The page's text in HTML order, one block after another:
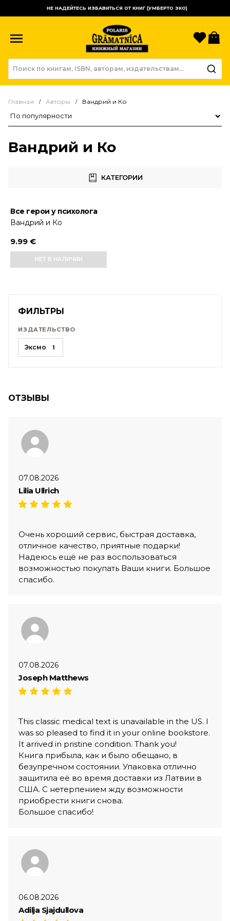
НЕ НАДЕЙТЕСЬ ИЗБАВИТЬСЯ ОТ КНИГ (УМБЕРТО ЭКО)
Главная Авторы Вандрий и Ко
Вандрий и Ко
КАТЕГОРИИ
ФИЛЬТРЫ
ИЗДАТЕЛЬСТВО
Эксмо 1
ОТЗЫВЫ
07.08.2026
Lilia Ullrich
Очень хороший сервис, быстрая доставка,
отличное качество, приятные подарки!
Надеюсь ещё не раз воспользоваться
возможностью покупать Ваши книги. Большое
спасибо.
07.08.2026
Joseph Matthews
This classic medical text is unavailable in the US. I
was so pleased to find it in your online bookstore.
It arrived in pristine condition. Thank you!
Книга прибыла, как и было обещано, в
безупречном состоянии. Упаковка отлично
защитила её во время доставки из Латвии в
США. С нетерпением жду возможности
приобрести книги снова.
Большое спасибо!
06.08.2026
Adilja Sjajdullova
Все герои у психолога
Вандрий и Ко
9.99 €
НЕТ В НАЛИЧИИ